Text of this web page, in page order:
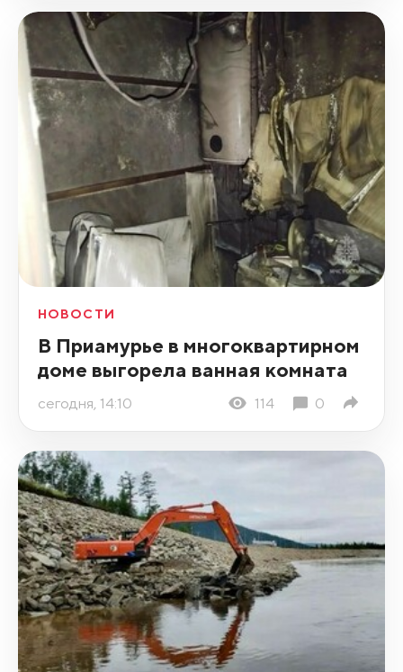
НОВОСТИ
В Приамурье в многоквартирном
доме выгорела ванная комната
сегодня, 14:10 114 0